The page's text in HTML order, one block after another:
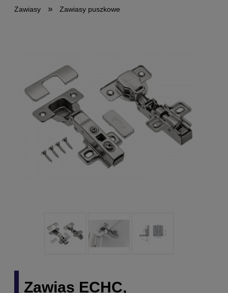
Zawiasy » Zawiasy puszkowe
Zawias ECHC,